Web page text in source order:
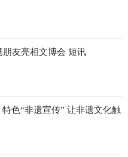
朋友亮相文博会 短讯
色“非遗宣传” 让非遗文化触